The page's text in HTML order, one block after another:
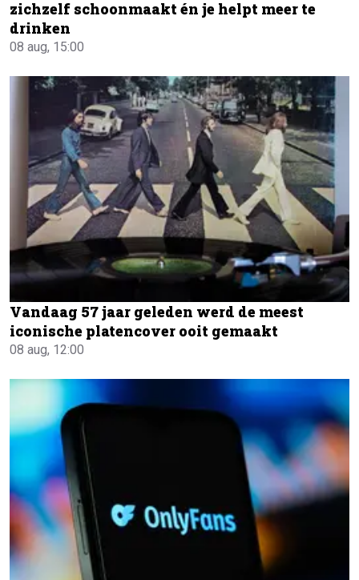
zichzelf schoonmaakt én je helpt meer te
drinken
08 aug, 15:00
Vandaag 57 jaar geleden werd de meest
iconische platencover ooit gemaakt
08 aug, 12:00